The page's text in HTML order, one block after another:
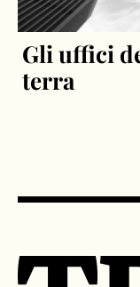
Gli uffici
terra